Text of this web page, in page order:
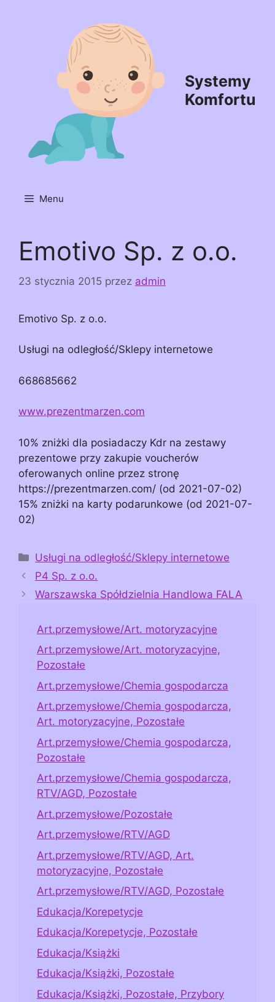
Systemy
Komfortu
Menu
Emotivo Sp. z o.o.
23 stycznia 2015 przez admin
Emotivo Sp. z o.o.
Usługi na odległość/Sklepy internetowe
668685662
www.prezentmarzen.com
10% zniżki dla posiadaczy Kdr na zestawy
prezentowe przy zakupie voucherów
oferowanych online przez stronę
https://prezentmarzen.com/ (od 2021-07-02)
15% zniżki na karty podarunkowe (od 2021-07-
02)
Kategorie
Usługi na odległość/Sklepy internetowe
P4 Sp. z o.o.
Warszawska Spółdzielnia Handlowa FALA
Art.przemysłowe/Art. motoryzacyjne
Art.przemysłowe/Art. motoryzacyjne,
Pozostałe
Art.przemysłowe/Chemia gospodarcza
Art.przemysłowe/Chemia gospodarcza,
Art. motoryzacyjne, Pozostałe
Art.przemysłowe/Chemia gospodarcza,
Pozostałe
Art.przemysłowe/Chemia gospodarcza,
RTV/AGD, Pozostałe
Art.przemysłowe/Pozostałe
Art.przemysłowe/RTV/AGD
Art.przemysłowe/RTV/AGD, Art.
motoryzacyjne, Pozostałe
Art.przemysłowe/RTV/AGD, Pozostałe
Edukacja/Korepetycje
Edukacja/Korepetycje, Pozostałe
Edukacja/Książki
Edukacja/Książki, Pozostałe
Edukacja/Książki, Pozostałe, Przybory